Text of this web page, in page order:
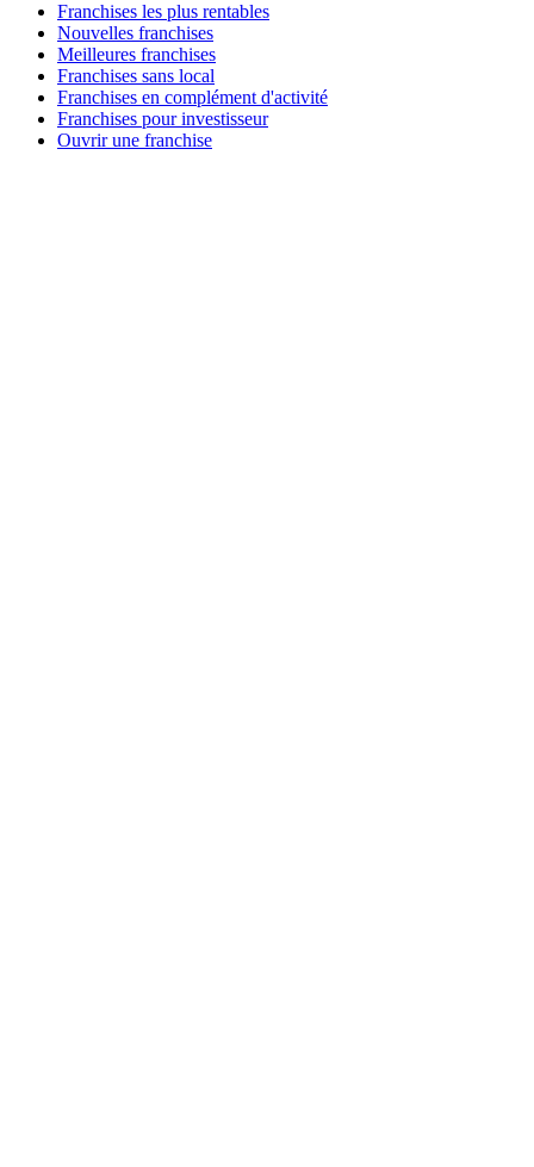
Franchises les plus rentables
Nouvelles franchises
Meilleures franchises
Franchises sans local
Franchises en complément d'activité
Franchises pour investisseur
Ouvrir une franchise